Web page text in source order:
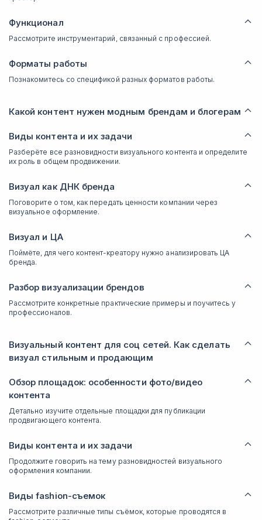
Функционал
Рассмотрите инструментарий, связанный с профессией.
Форматы работы
Познакомитесь со спецификой разных форматов работы.
Какой контент нужен модным брендам и блогерам
Виды контента и их задачи
Разберёте все разновидности визуального контента и определите
их роль в общем продвижении.
Визуал как ДНК бренда
Поговорите о том, как передать ценности компании через
визуальное оформление.
Визуал и ЦА
Поймёте, для чего контент-креатору нужно анализировать ЦА
бренда.
Разбор визуализации брендов
Рассмотрите конкретные практические примеры и поучитесь у
профессионалов.
Визуальный контент для соц сетей. Как сделать
визуал стильным и продающим
Обзор площадок: особенности фото/видео
контента
Детально изучите отдельные площадки для публикации
продвигающего контента.
Виды контента и их задачи
Продолжите говорить на тему разновидностей визуального
оформления компании.
Виды fashion-съемок
Рассмотрите различные типы съёмок, которые проводятся в